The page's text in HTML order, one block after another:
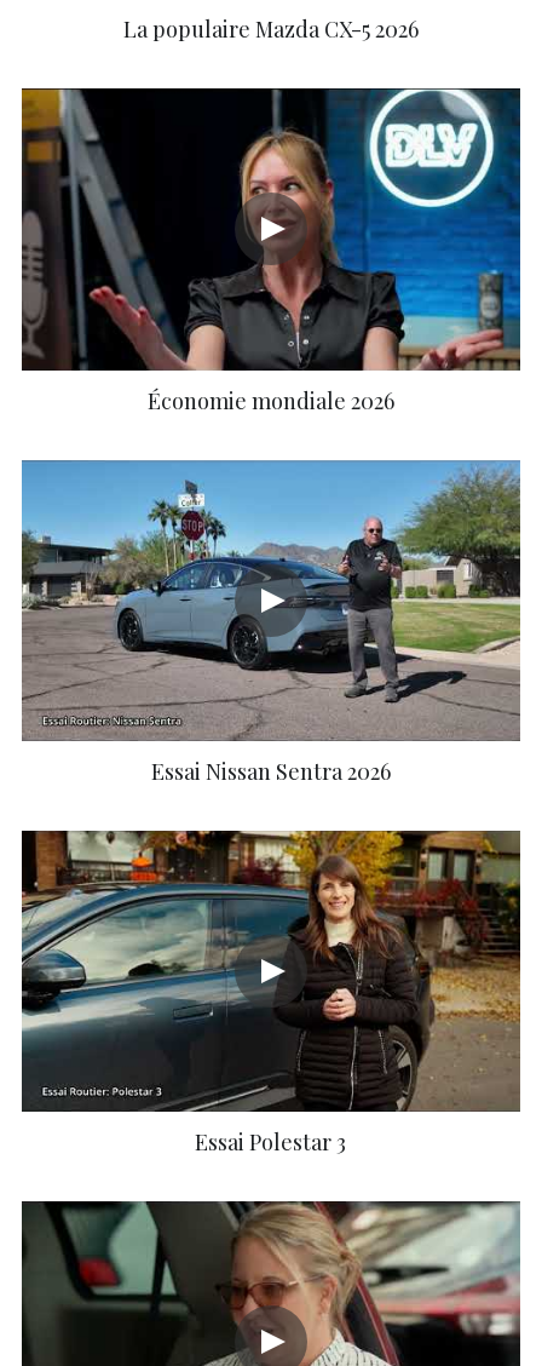
La populaire Mazda CX-5 2026
Économie mondiale 2026
Essai Nissan Sentra 2026
Essai Polestar 3